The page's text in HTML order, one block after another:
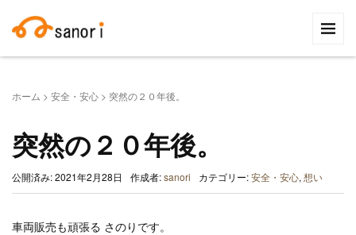
索:
ホーム > 安全・安心 > 突然の２０年後。
突然の２０年後。
公開済み: 2021年2月28日 作成者:sanori カテゴリー:安全・安心, 想い
車両販売も頑張る さのりです。